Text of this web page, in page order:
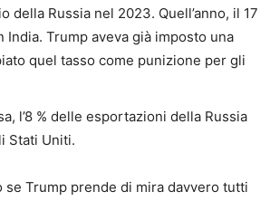
Russia nel 2023. Quell’anno, il 17
Trump aveva già imposto una
quel tasso come punizione per gli
l’8 % delle esportazioni della Russia
Stati Uniti.
Trump prende di mira davvero tutti